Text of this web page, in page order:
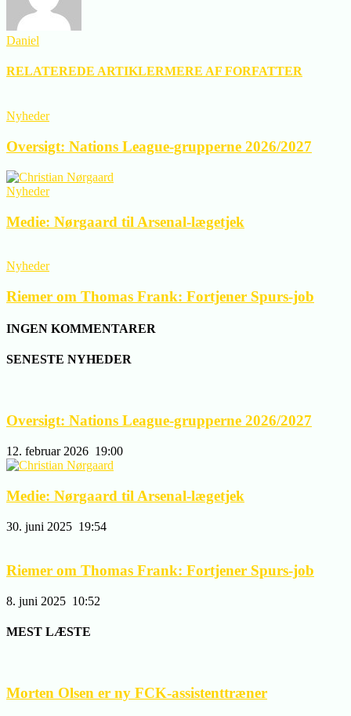
Daniel
RELATEREDE ARTIKLERMERE AF FORFATTER
Nyheder
Oversigt: Nations League-grupperne 2026/2027
Nyheder
Medie: Nørgaard til Arsenal-lægetjek
Nyheder
Riemer om Thomas Frank: Fortjener Spurs-job
INGEN KOMMENTARER
SENESTE NYHEDER
Oversigt: Nations League-grupperne 2026/2027
12. februar 2026 19:00
Medie: Nørgaard til Arsenal-lægetjek
30. juni 2025 19:54
Riemer om Thomas Frank: Fortjener Spurs-job
8. juni 2025 10:52
MEST LÆSTE
Morten Olsen er ny FCK-assistenttræner